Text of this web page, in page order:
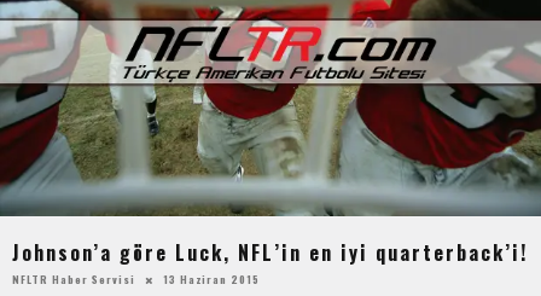
Johnson’a göre Luck, NFL’in en iyi quarterback’i!
NFLTR Haber Servisi 13 Haziran 2015